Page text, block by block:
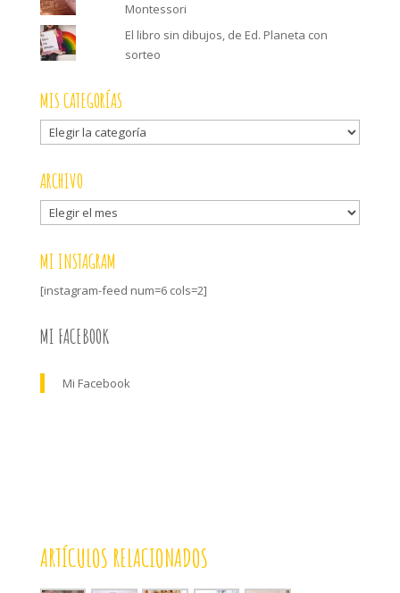
Montessori
El libro sin dibujos, de Ed. Planeta con
sorteo
MIS CATEGORÍAS
Mis
categorías
ARCHIVO
Archivo
MI INSTAGRAM
[instagram-feed num=6 cols=2]
MI FACEBOOK
Mi Facebook
ARTÍCULOS RELACIONADOS